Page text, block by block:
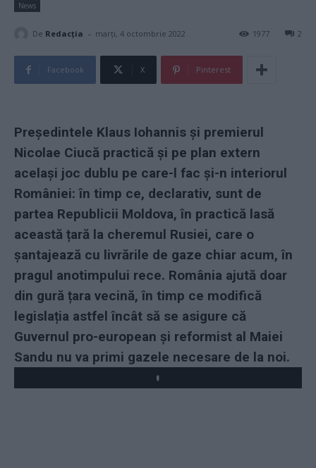
News
De Redacţia - marți, 4 octombrie 2022 2
1977
Facebook X Pinterest
Președintele Klaus Iohannis și premierul
Nicolae Ciucă practică și pe plan extern
același joc dublu pe care-l fac și-n interiorul
României: în timp ce, declarativ, sunt de
partea Republicii Moldova, în practică lasă
această țară la cheremul Rusiei, care o
șantajează cu livrările de gaze chiar acum, în
pragul anotimpului rece. România ajută doar
din gură țara vecină, în timp ce modifică
legislația astfel încât să se asigure că
Guvernul pro-european și reformist al Maiei
Sandu nu va primi gazele necesare de la noi.
Play